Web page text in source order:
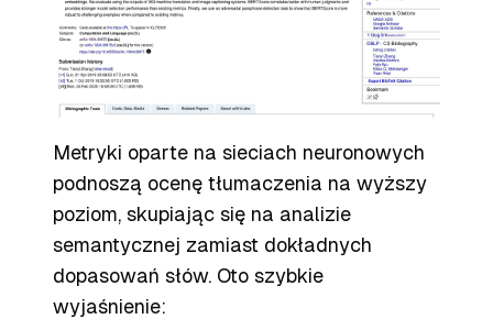
Metryki oparte na sieciach neuronowych
podnoszą ocenę tłumaczenia na wyższy
poziom, skupiając się na analizie
semantycznej zamiast dokładnych
dopasowań słów. Oto szybkie
wyjaśnienie: